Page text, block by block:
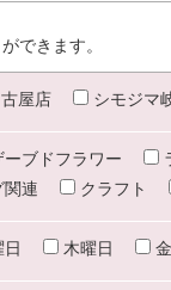
できます。
屋店 シモジマ
ーブドフラワー
関連 クラフト
日 木曜日